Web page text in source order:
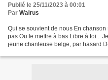
Publié le 25/11/2023 à 00:01
Par Walrus
Qui se souvient de nous En
pas Ou le mettre à bas Libre à toi...
jeune chanteuse belge, par hasard